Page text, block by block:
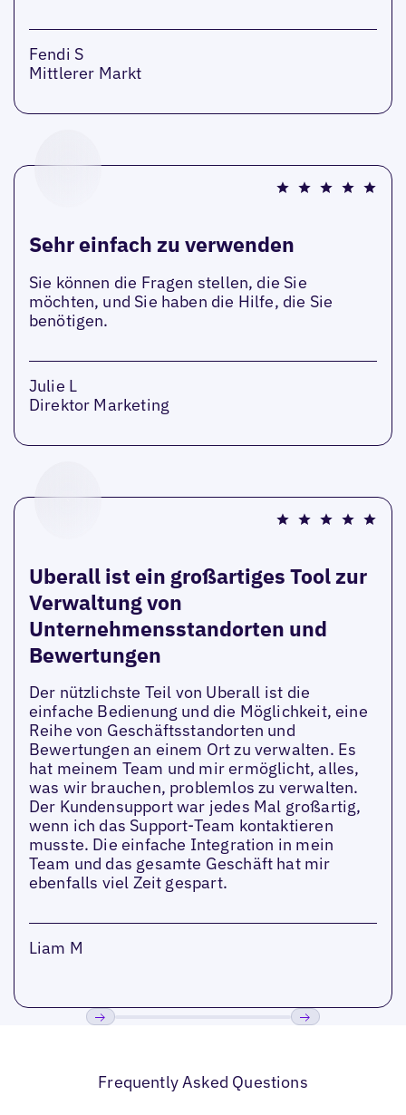
Fendi S
Mittlerer Markt
Sehr einfach zu verwenden
Sie können die Fragen stellen, die Sie
möchten, und Sie haben die Hilfe, die Sie
benötigen.
Julie L
Direktor Marketing
Uberall ist ein großartiges Tool zur
Verwaltung von
Unternehmensstandorten und
Bewertungen
Der nützlichste Teil von Uberall ist die
einfache Bedienung und die Möglichkeit, eine
Reihe von Geschäftsstandorten und
Bewertungen an einem Ort zu verwalten. Es
hat meinem Team und mir ermöglicht, alles,
was wir brauchen, problemlos zu verwalten.
Der Kundensupport war jedes Mal großartig,
wenn ich das Support-Team kontaktieren
musste. Die einfache Integration in mein
Team und das gesamte Geschäft hat mir
ebenfalls viel Zeit gespart.
Liam M
Frequently Asked Questions